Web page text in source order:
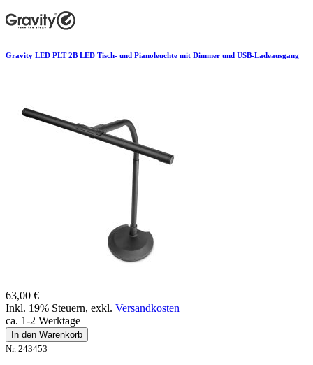
Gravity LED PLT 2B LED Tisch- und Pianoleuchte mit Dimmer und USB-Ladeausgang
63,00 €
Inkl. 19% Steuern, exkl. Versandkosten
ca. 1-2 Werktage
In den Warenkorb
Nr. 243453